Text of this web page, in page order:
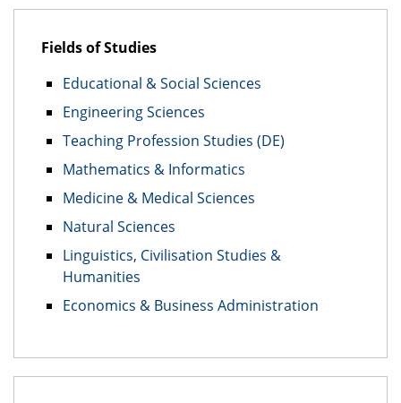
Fields of Studies
Educational & Social Sciences
Engineering Sciences
Teaching Profession Studies (DE)
Mathematics & Informatics
Medicine & Medical Sciences
Natural Sciences
Linguistics, Civilisation Studies &
Humanities
Economics & Business Administration